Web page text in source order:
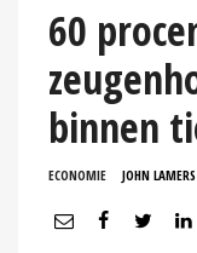
60
binnen
ECONOMIE JOHN LAMERS